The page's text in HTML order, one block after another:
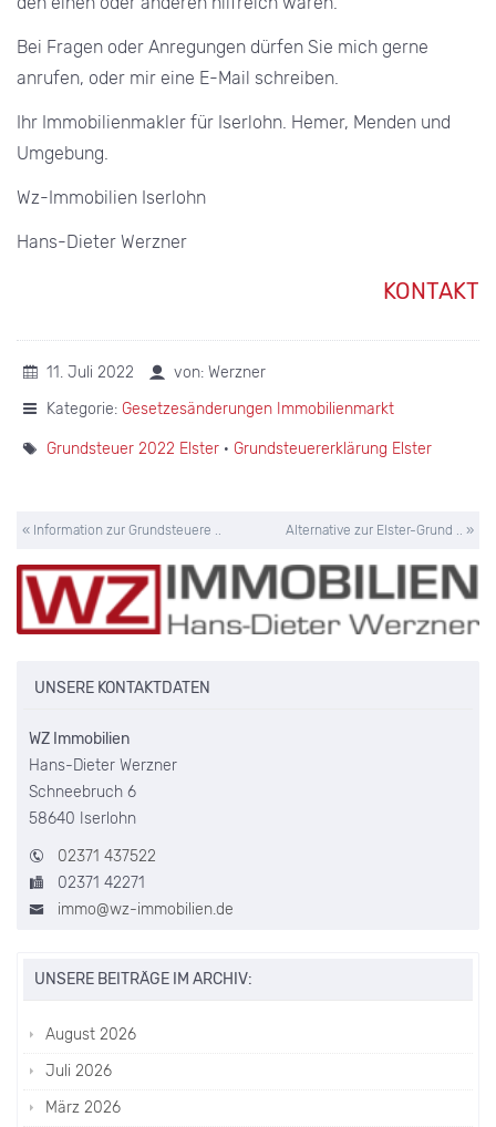
Bei Fragen oder Anregungen dürfen Sie mich gerne
anrufen, oder mir eine E-Mail schreiben.
Ihr Immobilienmakler für Iserlohn. Hemer, Menden und
Umgebung.
Wz-Immobilien Iserlohn
Hans-Dieter Werzner
KONTAKT
11. Juli 2022
von: Werzner
Kategorie: Gesetzesänderungen Immobilienmarkt
Grundsteuer 2022 Elster · Grundsteuererklärung Elster
« Information zur Grundsteuere .. Alternative zur Elster-Grund .. »
UNSERE KONTAKTDATEN
WZ Immobilien
Hans-Dieter Werzner
Schneebruch 6
58640 Iserlohn
02371 437522
02371 42271
immo@wz-immobilien.de
UNSERE BEITRÄGE IM ARCHIV:
August 2026
Juli 2026
März 2026